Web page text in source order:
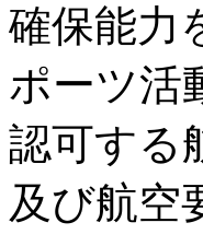
確保能力
ポーツ活
認可する
及び航空